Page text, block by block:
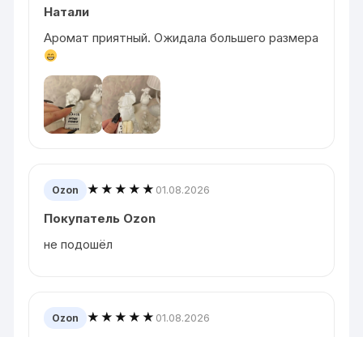
Натали
Аромат приятный. Ожидала большего размера
Ozon ★★★★★ 01.08.2026
Покупатель Ozon
не подошёл
Ozon ★★★★★ 01.08.2026